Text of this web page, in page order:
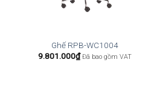
Ghế RPB-WC1004
9.801.000₫ Đã bao gồm VAT